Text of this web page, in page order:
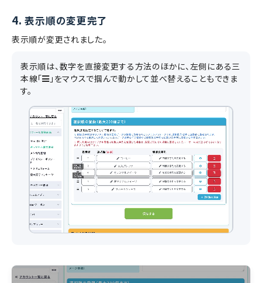
4. 表示順の変更完了
表示順が変更されました。
表示順は、数字を直接変更する方法のほかに、左側にある三
本線「
」をマウスで掴んで動かして並べ替えることもできま
す。